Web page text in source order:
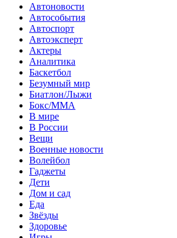
Автоновости
Автособытия
Автоспорт
Автоэксперт
Актеры
Аналитика
Баскетбол
Безумный мир
Биатлон/Лыжи
Бокс/MMA
В мире
В России
Вещи
Военные новости
Волейбол
Гаджеты
Дети
Дом и сад
Еда
Звёзды
Здоровье